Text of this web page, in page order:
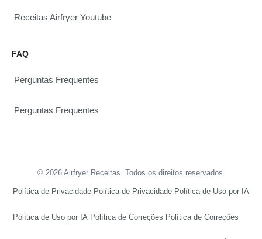
Receitas Airfryer Youtube
FAQ
Perguntas Frequentes
Perguntas Frequentes
© 2026 Airfryer Receitas. Todos os direitos reservados.
Política de Privacidade Política de Privacidade Política de Uso por IA
Política de Uso por IA Política de Correções Política de Correções